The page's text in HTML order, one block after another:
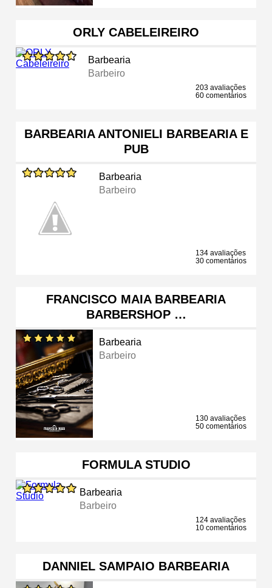
ORLY CABELEIREIRO
Barbearia
Barbeiro
203 avaliações
60 comentários
BARBEARIA ANTONIELI BARBEARIA E
PUB
Barbearia
Barbeiro
134 avaliações
30 comentários
FRANCISCO MAIA BARBEARIA
BARBERSHOP …
Barbearia
Barbeiro
130 avaliações
50 comentários
FORMULA STUDIO
Barbearia
Barbeiro
124 avaliações
10 comentários
DANNIEL SAMPAIO BARBEARIA